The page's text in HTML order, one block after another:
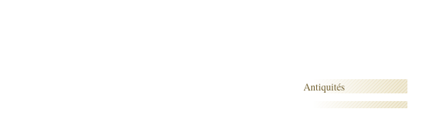
Antiquités